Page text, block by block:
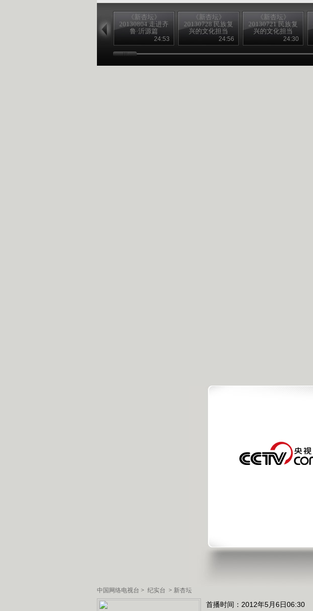
中国网络电视台 > 纪实台 > 新杏坛
《新杏坛》
20130804 走进齐
鲁·沂源篇
24:53
《新杏坛》
20130728 民族复
兴的文化担当
24:56
《新杏坛》
20130721 民族复
兴的文化担当
24:30
首播时间：2012年5月6日06:30